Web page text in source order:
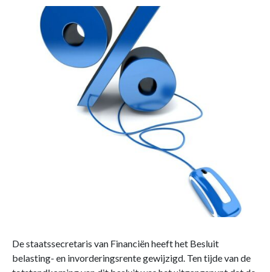
De staatssecretaris van Financiën heeft het Besluit
belasting- en invorderingsrente gewijzigd. Ten tijde van de